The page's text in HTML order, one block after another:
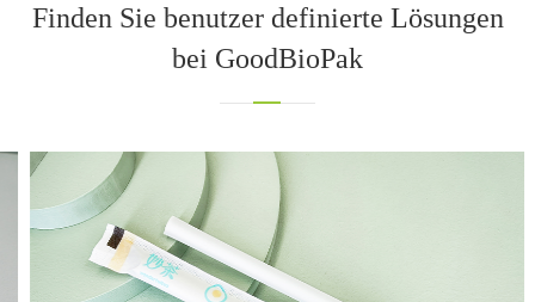
Finden Sie benutzer definierte Lösungen
bei GoodBioPak